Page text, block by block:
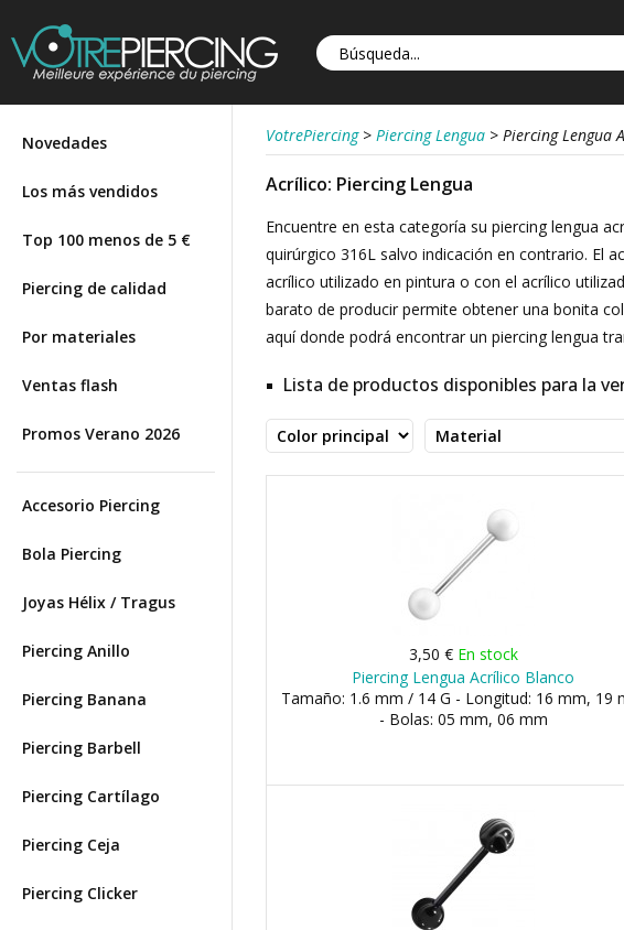
Novedades
Los más vendidos
Top 100 menos de 5 €
Piercing de calidad
Por materiales
Ventas flash
Promos Verano 2026
Accesorio Piercing
Bola Piercing
Joyas Hélix / Tragus
Piercing Anillo
Piercing Banana
Piercing Barbell
Piercing Cartílago
Piercing Ceja
Piercing Clicker
VotrePiercing > Piercing Lengua > Piercing Lengua
Acrílico: Piercing Lengua
Encuentre en esta categoría su piercing lengua
quirúrgico 316L salvo indicación en contrario. El
acrílico utilizado en pintura o con el acrílico
barato de producir permite obtener una bonita
aquí donde podrá encontrar un piercing lengua
Lista de productos disponibles para la
3,50 € En stock
Piercing Lengua Acrílico Blanco
Tamaño: 1.6 mm / 14 G - Longitud: 16 mm, 19
- Bolas: 05 mm, 06 mm